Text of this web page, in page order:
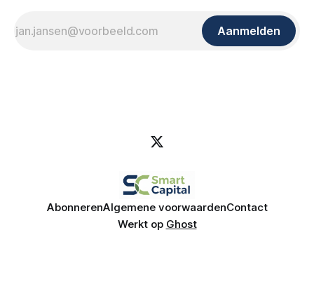
Aanmelden
AbonnerenAlgemene voorwaardenContact
Werkt op Ghost